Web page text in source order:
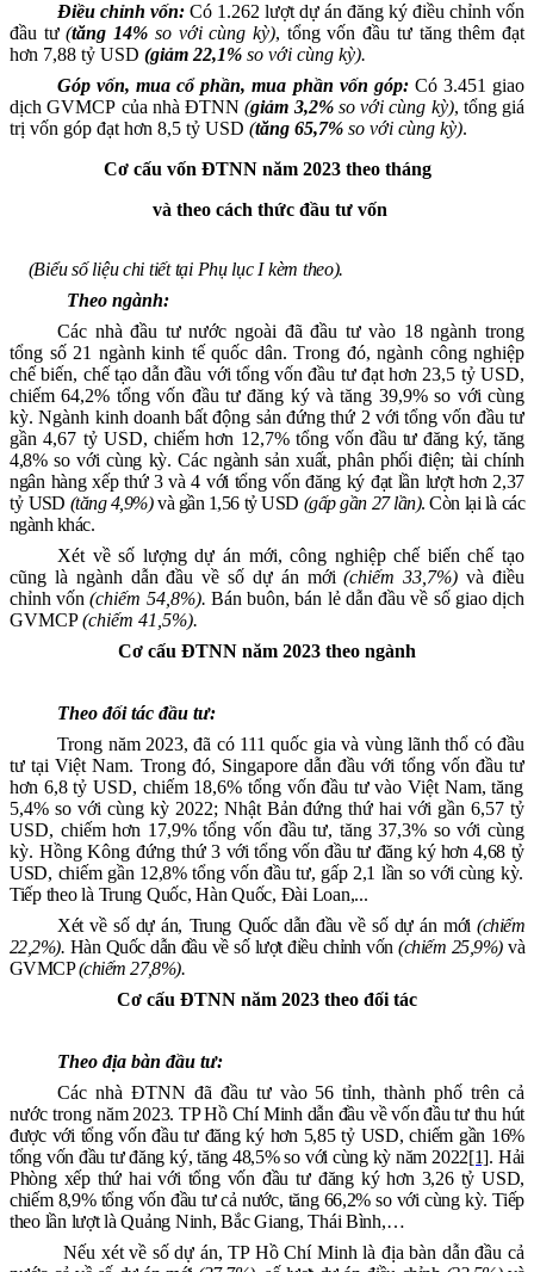
Điều chỉnh vốn: Có 1.262 lượt dự án đăng ký điều chỉnh vốn
đầu tư (tăng 14% so với cùng kỳ), tổng vốn đầu tư tăng thêm đạt
hơn 7,88 tỷ USD (giảm 22,1% so với cùng kỳ).
Góp vốn, mua cổ phần, mua phần vốn góp: Có 3.451 giao
dịch GVMCP của nhà ĐTNN(giảm 3,2%so với cùng kỳ), tổng giá
trị vốn góp đạt hơn 8,5 tỷ USD (tăng 65,7% so với cùng kỳ).
Cơ cấu vốn ĐTNN năm 2023 theo tháng
và theo cách thức đầu tư vốn
(Biểu số liệu chi tiết tại Phụ lục I kèm theo).
Theo ngành:
Các nhà đầu tư nước ngoài đã đầu tư vào 18ngành trong
tổng số 21 ngành kinh tế quốc dân. Trong đó, ngành công nghiệp
chế biến, chế tạo dẫn đầu với tổng vốn đầu tư đạt hơn 23,5 tỷUSD,
chiếm64,2% tổng vốn đầu tư đăng kývà tăng 39,9% so với cùng
kỳ. Ngành kinh doanh bất động sản đứng thứ 2 với tổng vốn đầu tư
gần 4,67 tỷ USD, chiếmhơn 12,7%tổng vốnđầu tư đăng ký, tăng
4,8% so với cùng kỳ. Các ngành sản xuất, phân phối điện; tài chính
ngân hàng xếp thứ 3 và 4 với tổng vốn đăng ký đạt lần lượt hơn 2,37
tỷ USD (tăng 4,9%)và gần 1,56 tỷUSD (gấp gần 27 lần). Còn lại là các
ngành khác.
Xét về số lượng dự án mới, công nghiệp chế biến chế tạo
cũng là ngành dẫn đầu về số dự án mới(chiếm 33,7%) và điều
chỉnh vốn(chiếm 54,8%). Bán buôn, bán lẻ dẫn đầu về số giao dịch
GVMCP(chiếm 41,5%).
Cơ cấu ĐTNN năm 2023 theo ngành
Theo đối tác đầu tư:
Trong năm 2023, đã có 111quốc gia và vùng lãnh thổ có đầu
tư tại Việt Nam. Trong đó, Singaporedẫn đầu với tổng vốn đầu tư
hơn 6,8 tỷ USD, chiếm 18,6% tổng vốn đầu tư vào Việt Nam, tăng
5,4% so với cùng kỳ 2022; Nhật Bản đứng thứ hai với gần 6,57 tỷ
USD, chiếmhơn 17,9%tổng vốn đầu tư, tăng 37,3% so với cùng
kỳ. Hồng Kông đứng thứ 3 với tổng vốn đầu tư đăng ký hơn 4,68 tỷ
USD, chiếm gần 12,8%tổng vốn đầu tư, gấp 2,1 lần so với cùng kỳ.
Tiếp theo là Trung Quốc, Hàn Quốc, Đài Loan,...
Xét về số dự án, Trung Quốc dẫn đầu về số dự án mới(chiếm
22,2%). Hàn Quốc dẫn đầu về số lượt điều chỉnh vốn(chiếm 25,9%)và
GVMCP(chiếm 27,8%).
Cơ cấu ĐTNN năm 2023 theo đối tác
Theo địa bàn đầu tư:
Các nhà ĐTNN đã đầu tư vào 56 tỉnh, thành phố trên cả
nước trongnăm 2023. TP Hồ Chí Minh dẫn đầu về vốn đầu tư thu hút
được với tổng vốn đầu tưđăng ký hơn 5,85 tỷ USD, chiếm gần 16%
tổng vốn đầu tư đăng ký, tăng 48,5% so với cùng kỳ năm 2022[1]. Hải
Phòng xếp thứ hai với tổng vốn đầu tư đăng ký hơn 3,26 tỷ USD,
chiếm 8,9% tổng vốn đầu tư cả nước, tăng 66,2% so với cùng kỳ. Tiếp
theo lần lượt là Quảng Ninh, Bắc Giang, Thái Bình,…
Nếu xét về số dự án, TP Hồ Chí Minh là địa bàn dẫn đầu cả